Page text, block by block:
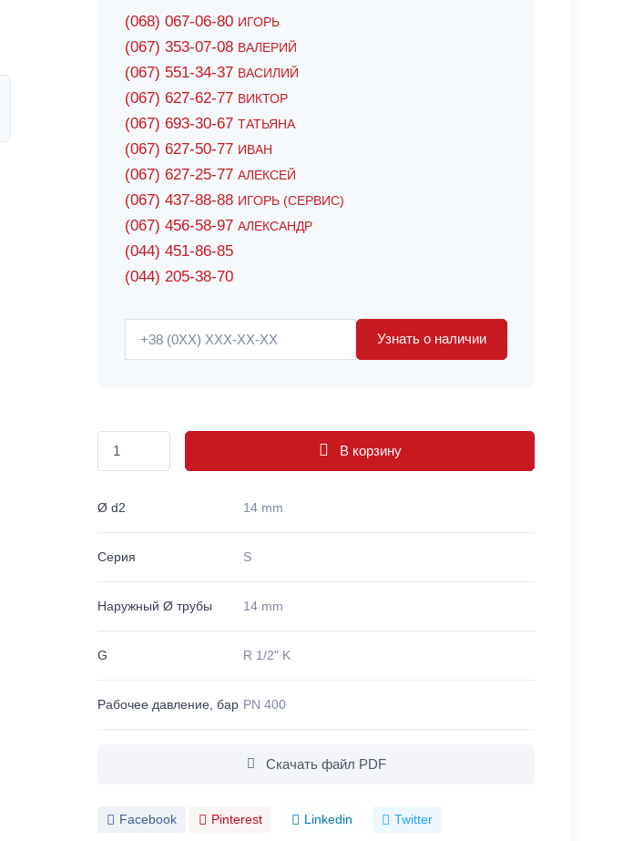
(068) 067-06-80 ИГОРЬ
(067) 353-07-08 ВАЛЕРИЙ
(067) 551-34-37 ВАСИЛИЙ
(067) 627-62-77 ВИКТОР
(067) 693-30-67 ТАТЬЯНА
(067) 627-50-77 ИВАН
(067) 627-25-77 АЛЕКСЕЙ
(067) 437-88-88 ИГОРЬ (СЕРВИС)
(067) 456-58-97 АЛЕКСАНДР
(044) 451-86-85
(044) 205-38-70
Узнать о наличии
В корзину
Ø d2 14 mm
Серия S
Наружный Ø трубы 14 mm
G R 1/2" K
Рабочее давление, бар PN 400
Скачать файл PDF
Facebook Pinterest Linkedin Twitter